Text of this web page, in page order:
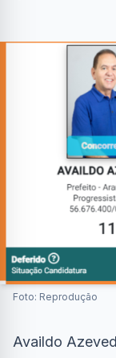
Foto: Reprodução
Availdo